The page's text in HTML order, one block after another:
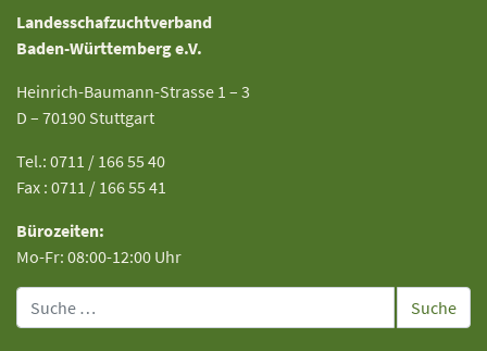
Landesschafzuchtverband
Baden-Württemberg e.V.
Heinrich-Baumann-Strasse 1 – 3
D – 70190 Stuttgart
Tel.: 0711 / 166 55 40
Fax : 0711 / 166 55 41
Bürozeiten:
Mo-Fr: 08:00-12:00 Uhr
Suche